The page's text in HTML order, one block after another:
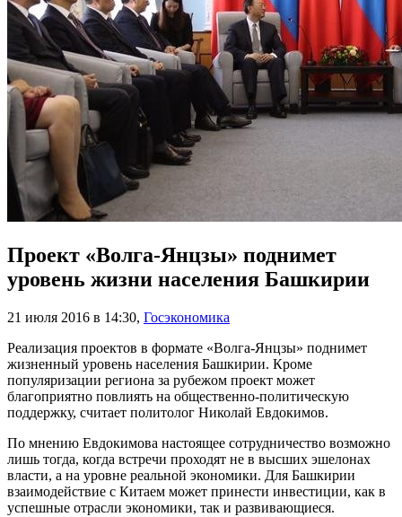
Проект «Волга-Янцзы» поднимет
уровень жизни населения Башкирии
21 июля 2016 в 14:30, Госэкономика
Реализация проектов в формате «Волга-Янцзы» поднимет
жизненный уровень населения Башкирии. Кроме
популяризации региона за рубежом проект может
благоприятно повлиять на общественно-политическую
поддержку, считает политолог Николай Евдокимов.
По мнению Евдокимова настоящее сотрудничество возможно
лишь тогда, когда встречи проходят не в высших эшелонах
власти, а на уровне реальной экономики. Для Башкирии
взаимодействие с Китаем может принести инвестиции, как в
успешные отрасли экономики, так и развивающиеся.